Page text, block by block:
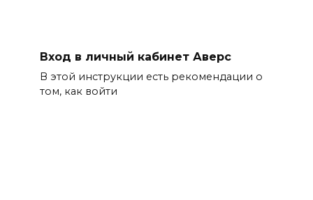
Вход в личный кабинет Аверс
В этой инструкции есть рекомендации о
том, как войти